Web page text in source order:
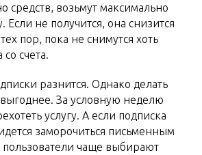
средств, возьмут максимально
не получится, она снизится
пор, пока не снимутся хоть
со счета.
разнится. Однако делать
За условную неделю
услугу. А если подписка
заморочиться письменным
пользователи чаще выбирают